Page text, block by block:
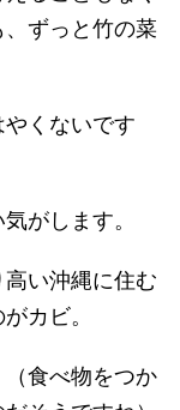
ずっと竹の菜
くないです
がします。
い沖縄に住む
カビ。
食べ物をつか